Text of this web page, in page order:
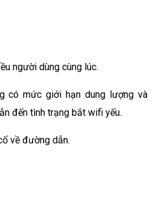
người dùng cùng lúc.
có mức giới hạn dung lượng và
đến tình trạng bắt wifi yếu.
về đường dẫn.